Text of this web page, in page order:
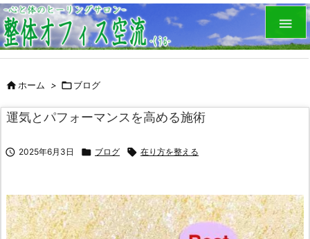

ホーム > ブログ
運気とパフォーマンスを高める施術
 2025年6月3日  ブログ  在り方を整える